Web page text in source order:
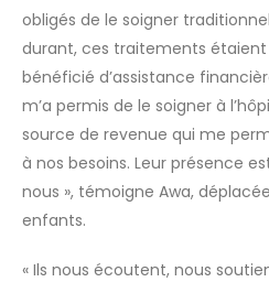
obligés de le soigner
durant, ces traitements étaient
bénéficié d’assistance
m’a permis de le soigner à
source de revenue qui me
à nos besoins. Leur présence
nous », témoigne Awa,
enfants.
« Ils nous écoutent, nous